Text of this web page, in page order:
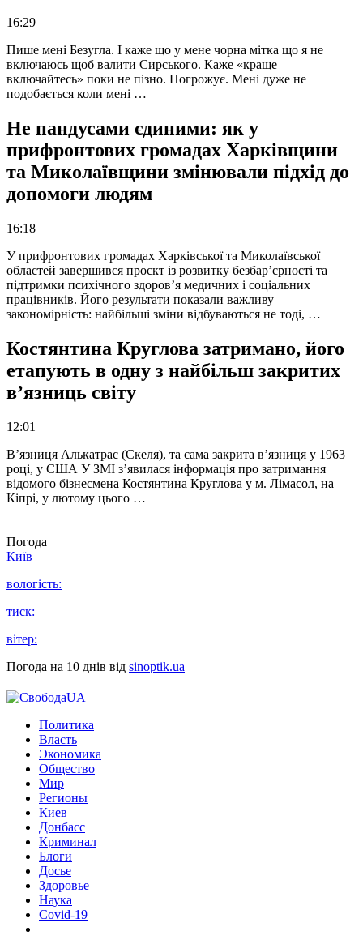
16:29
Пише мені Безугла. І каже що у мене чорна мітка що я не
включаюсь щоб валити Сирського. Каже «краще
включайтесь» поки не пізно. Погрожує. Мені дуже не
подобається коли мені …
Не пандусами єдиними: як у
прифронтових громадах Харківщини
та Миколаївщини змінювали підхід до
допомоги людям
16:18
У прифронтових громадах Харківської та Миколаївської
областей завершився проєкт із розвитку безбар’єрності та
підтримки психічного здоров’я медичних і соціальних
працівників. Його результати показали важливу
закономірність: найбільші зміни відбуваються не тоді, …
Костянтина Круглова затримано, його
етапують в одну з найбільш закритих
в’язниць світу
12:01
В’язниця Алькатрас (Скеля), та сама закрита в’язниця у 1963
році, у США У ЗМІ з’явилася інформація про затримання
відомого бізнесмена Костянтина Круглова у м. Лімасол, на
Кіпрі, у лютому цього …
Погода
Київ
вологість:
тиск:
вітер:
Погода на 10 днів від sinoptik.ua
Политика
Власть
Экономика
Общество
Мир
Регионы
Киев
Донбасс
Криминал
Блоги
Досье
Здоровье
Наука
Covid-19